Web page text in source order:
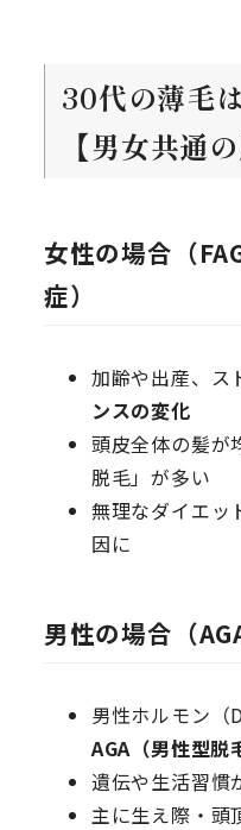
30代の薄毛
【男女共通
女性の場合（
症）
加齢や出産、ス
ンスの変化
頭皮全体の髪が
脱毛」が多い
無理なダイエッ
因に
男性の場合（AGA
男性ホルモン（
AGA（男性型脱
遺伝や生活習慣
主に生え際・頭